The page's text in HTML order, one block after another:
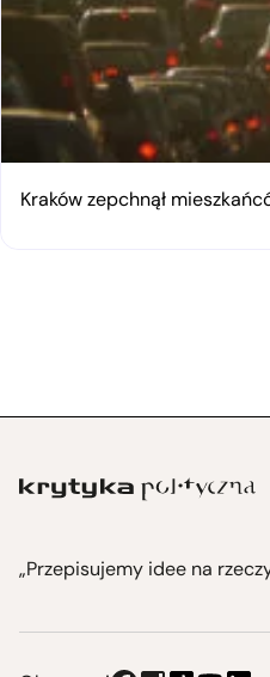
Kraków zepchnął
„Przepisujemy idee na